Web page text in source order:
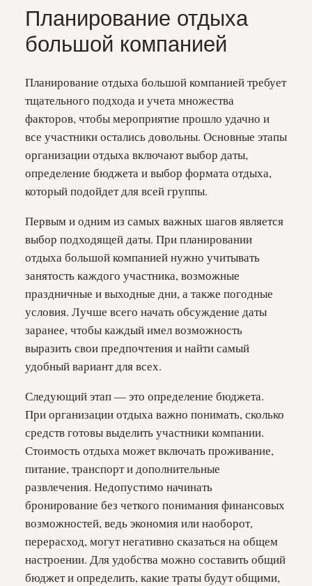
Планирование отдыха
большой компанией
Планирование отдыха большой компанией требует
тщательного подхода и учета множества
факторов, чтобы мероприятие прошло удачно и
все участники остались довольны. Основные этапы
организации отдыха включают выбор даты,
определение бюджета и выбор формата отдыха,
который подойдет для всей группы.
Первым и одним из самых важных шагов является
выбор подходящей даты. При планировании
отдыха большой компанией нужно учитывать
занятость каждого участника, возможные
праздничные и выходные дни, а также погодные
условия. Лучше всего начать обсуждение даты
заранее, чтобы каждый имел возможность
выразить свои предпочтения и найти самый
удобный вариант для всех.
Следующий этап — это определение бюджета.
При организации отдыха важно понимать, сколько
средств готовы выделить участники компании.
Стоимость отдыха может включать проживание,
питание, транспорт и дополнительные
развлечения. Недопустимо начинать
бронирование без четкого понимания финансовых
возможностей, ведь экономия или наоборот,
перерасход, могут негативно сказаться на общем
настроении. Для удобства можно составить общий
бюджет и определить, какие траты будут общими,